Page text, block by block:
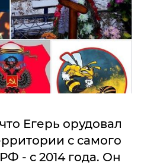
Егерь орудовал
с самого
- с 2014 года. Он